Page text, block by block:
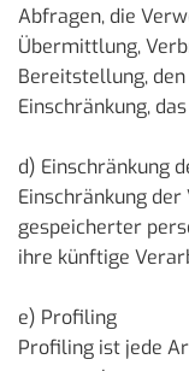
Abfragen, die
Übermittlung,
Bereitstellung,
Einschränkung,
d) Einschränkung
Einschränkung
gespeicherter
ihre künftige
e) Profiling
Profiling ist jede